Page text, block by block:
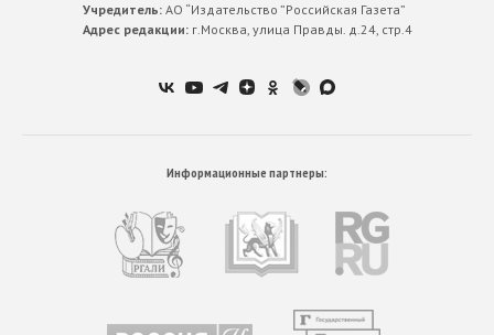
Учредитель:АО “Издательство ”Российская Газета”
Адрес редакции:г.Москва, улица Правды. д.24, стр.4
Информационные партнеры: